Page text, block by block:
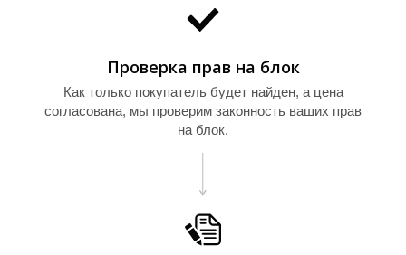
И
Проверка прав на блок
Как только покупатель будет найден, а цена
согласована, мы проверим законность ваших прав
на блок.